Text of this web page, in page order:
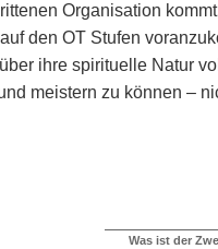
Organisation
den OT Stufen
ihre spirituelle Natur
meistern zu können –
Was ist der